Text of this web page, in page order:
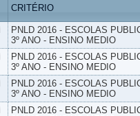
CRITÉRIO
PNLD 2016 - ESCOLAS
3º ANO - ENSINO MEDIO
PNLD 2016 - ESCOLAS
3º ANO - ENSINO MEDIO
PNLD 2016 - ESCOLAS
3º ANO - ENSINO MEDIO
PNLD 2016 - ESCOLAS